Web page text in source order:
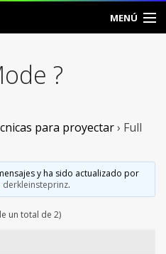
MENÚ
?
para proyectar› Full
y ha sido actualizado por
derkleinsteprinz.
un total de 2)